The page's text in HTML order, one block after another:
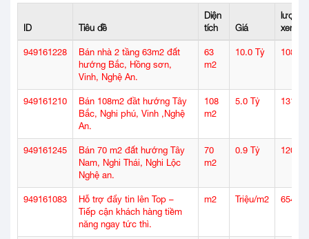
ID Tiêu đề
Diện
tích
Giá
lượt
xem
949161228
Bán nhà 2 tầng 63m2 đất
hướng Bắc, Hồng sơn,
Vinh, Nghệ An.
63
m2
10.0 Tỷ 108
949161210
Bán 108m2 đầt hướng Tây
Bắc, Nghi phú, Vinh ,Nghệ
An.
108
m2
5.0 Tỷ 131
949161245
Bán 70 m2 đất hướng Tây
Nam, Nghi Thái, Nghi Lộc
Nghệ an.
70
m2
0.9 Tỷ 120
949161083
Hỗ trợ đẩy tin lên Top –
Tiếp cận khách hàng tiềm
năng ngay tức thì.
m2 Triệu/m2 654